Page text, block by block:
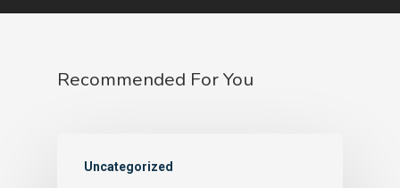
Recommended For You
Uncategorized